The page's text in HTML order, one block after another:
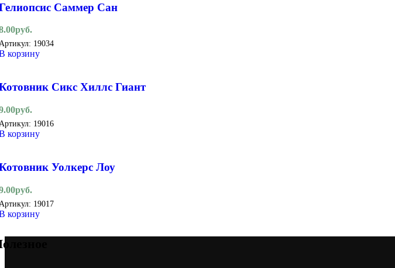
Саммер Сан
руб.
19034
корзину
Сикс Хиллс Гиант
руб.
19016
корзину
Уолкерс Лоу
руб.
19017
корзину